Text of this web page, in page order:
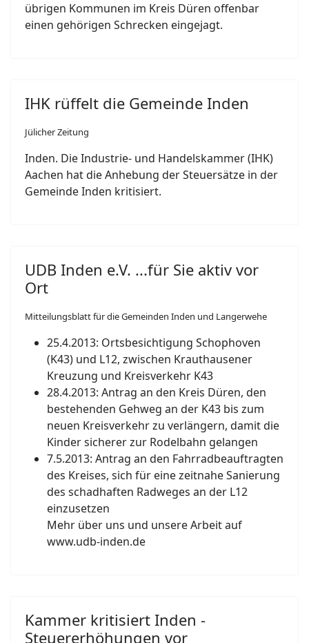
übrigen Kommunen im Kreis Düren offenbar
einen gehörigen Schrecken eingejagt.
IHK rüffelt die Gemeinde Inden
Jülicher Zeitung
Inden. Die Industrie- und Handelskammer (IHK)
Aachen hat die Anhebung der Steuersätze in der
Gemeinde Inden kritisiert.
UDB Inden e.V. ...für Sie aktiv vor
Ort
Mitteilungsblatt für die Gemeinden Inden und Langerwehe
25.4.2013: Ortsbesichtigung Schophoven
(K43) und L12, zwischen Krauthausener
Kreuzung und Kreisverkehr K43
28.4.2013: Antrag an den Kreis Düren, den
bestehenden Gehweg an der K43 bis zum
neuen Kreisverkehr zu verlängern, damit die
Kinder sicherer zur Rodelbahn gelangen
7.5.2013: Antrag an den Fahrradbeauftragten
des Kreises, sich für eine zeitnahe Sanierung
des schadhaften Radweges an der L12
einzusetzen
Mehr über uns und unsere Arbeit auf
www.udb-inden.de
Kammer kritisiert Inden -
Steuererhöhungen vor